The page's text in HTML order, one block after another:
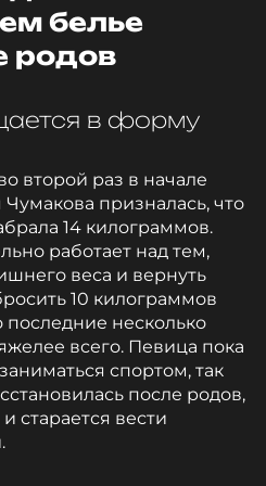
Одноклассниках,
в курсе событий
белье
родов
в форму
второй раз в начале
призналась, что
14 килограммов.
работает над тем,
веса и вернуть
10 килограммов
последние несколько
всего. Певица пока
спортом, так
после родов,
старается вести